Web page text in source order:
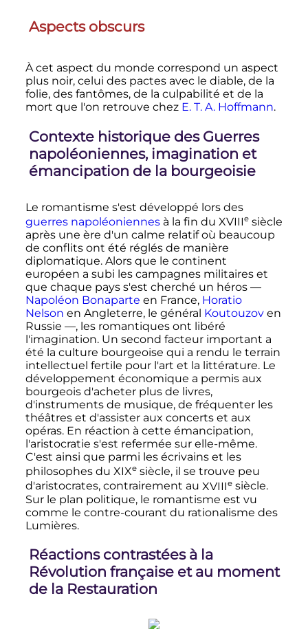
Aspects obscurs
À cet aspect du monde correspond un aspect
plus noir, celui des pactes avec le diable, de la
folie, des fantômes, de la culpabilité et de la
mort que l'on retrouve chez E. T. A. Hoffmann.
Contexte historique des Guerres
napoléoniennes, imagination et
émancipation de la bourgeoisie
Le romantisme s'est développé lors des
guerres napoléoniennesà la fin du XVIIIe siècle
après une ère d'un calme relatif où beaucoup
de conflits ont été réglés de manière
diplomatique. Alors que le continent
européen a subi les campagnes militaires et
que chaque pays s'est cherché un héros —
Napoléon Bonaparte en France, Horatio
Nelson en Angleterre, le général Koutouzoven
Russie —, les romantiques ont libéré
l'imagination. Un second facteur important a
été la culture bourgeoise qui a rendu le terrain
intellectuel fertile pour l'art et la littérature. Le
développement économique a permis aux
bourgeois d'acheter plus de livres,
d'instruments de musique, de fréquenter les
théâtres et d'assister aux concerts et aux
opéras. En réaction à cette émancipation,
l'aristocratie s'est refermée sur elle-même.
C'est ainsi que parmi les écrivains et les
philosophes du XIXe siècle, il se trouve peu
d'aristocrates, contrairement au XVIIIe siècle.
Sur le plan politique, le romantisme est vu
comme le contre-courant du rationalisme des
Lumières.
Réactions contrastées à la
Révolution française et au moment
de la Restauration